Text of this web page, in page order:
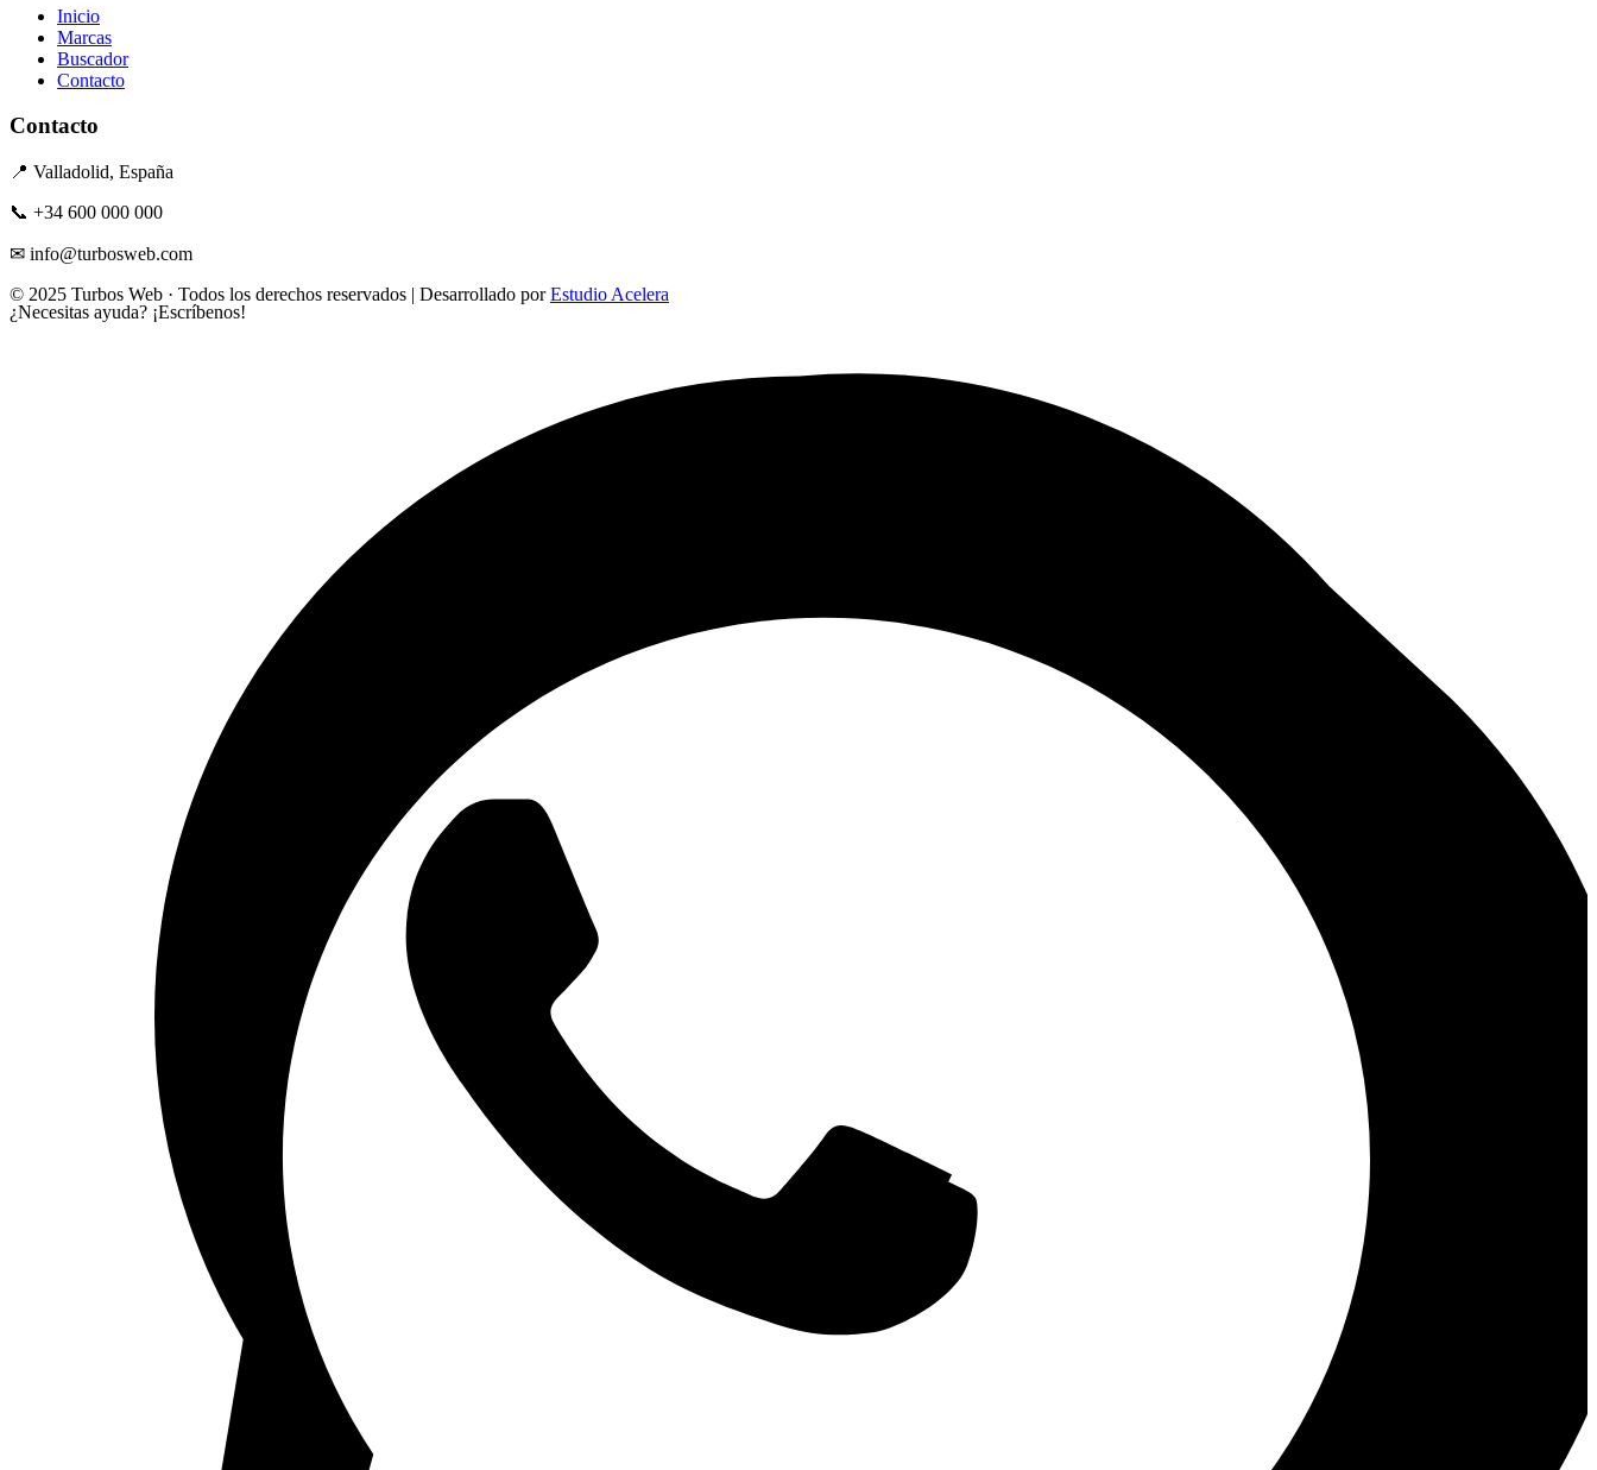
Inicio
Marcas
Buscador
Contacto
Contacto
📍 Valladolid, España
📞 +34 600 000 000
✉ info@turbosweb.com
© 2025 Turbos Web · Todos los derechos reservados | Desarrollado porEstudio Acelera
¿Necesitas ayuda? ¡Escríbenos!